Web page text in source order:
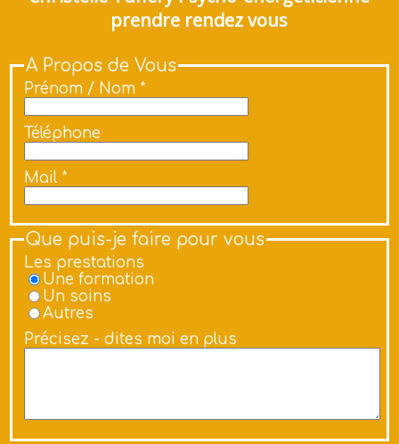
prendre rendez vous
A Propos de Vous
Prénom / Nom *
Téléphone
Mail *
Que puis-je faire pour vous
Les prestations
Une formation
Un soins
Autres
Précisez - dites moi en plus